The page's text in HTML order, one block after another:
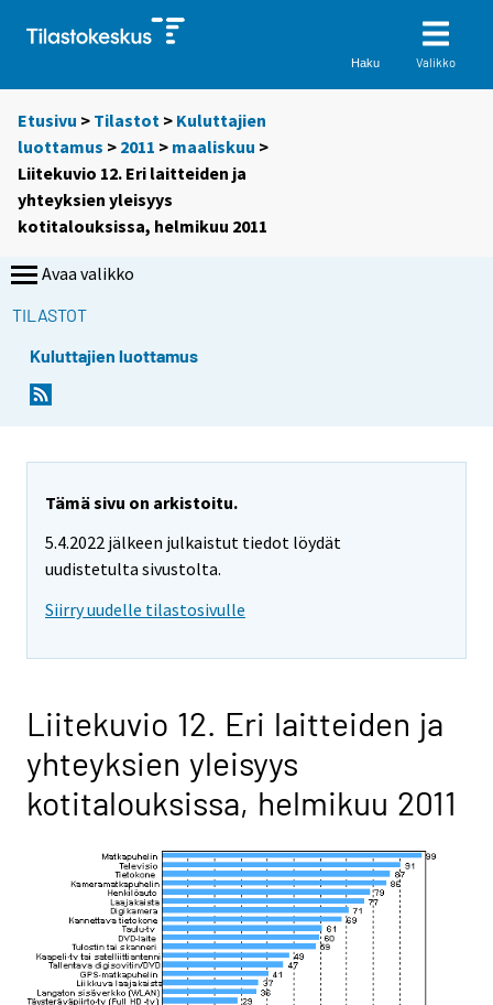
Haku Valikko
Etusivu > Tilastot > Kuluttajien
luottamus > 2011 > maaliskuu >
Liitekuvio 12. Eri laitteiden ja
yhteyksien yleisyys
kotitalouksissa, helmikuu 2011
Avaa valikko
TILASTOT
Kuluttajien luottamus
Tämä sivu on arkistoitu.
5.4.2022 jälkeen julkaistut tiedot löydät
uudistetulta sivustolta.
Siirry uudelle tilastosivulle
Liitekuvio 12. Eri laitteiden ja
yhteyksien yleisyys
kotitalouksissa, helmikuu 2011